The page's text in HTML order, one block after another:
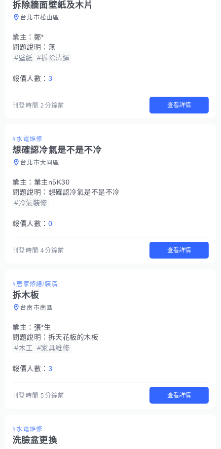
拆除牆面壁紙及木片
台北市松山區
業主： 鄭*
問題說明： 無
#壁紙 #拆除清運
報價人數： 3
刊登時間2分鐘前 查看詳情
#水電維修
想確認冷氣是不是不冷
台北市大同區
業主： 業主n5K30
問題說明： 想確認冷氣是不是不冷
#冷氣裝修
報價人數： 0
刊登時間4分鐘前 查看詳情
#居家修繕/裝潢
拆木板
台南市南區
業主： 張*生
問題說明： 拆天花板的木板
#木工
#家具維修
報價人數： 3
刊登時間5分鐘前 查看詳情
#水電維修
洗臉盆更換